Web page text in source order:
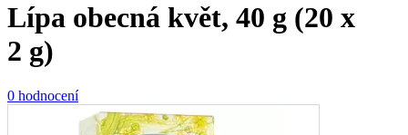
Lípa obecná květ, 40 g (20 x
2 g)
0 hodnocení